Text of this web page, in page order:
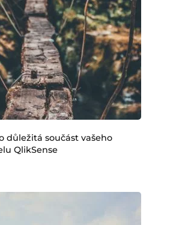
důležitá součást vašeho
QlikSense